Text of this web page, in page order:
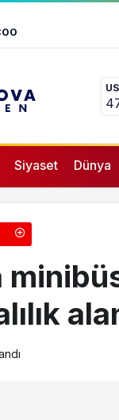
ifade vermez”
Siyaset Dünya
zehirlendi